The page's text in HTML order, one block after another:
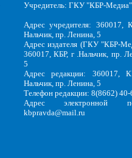
Учредитель: ГКУ "КБР-Медиа"
Адрес учредителя: 360017,
Нальчик, пр. Ленина, 5
Адрес издателя (ГКУ "КБР-
360017, КБР, г .Нальчик, пр.
5
Адрес редакции: 360017,
Нальчик, пр. Ленина, 5
Телефон редакции: 8(8662)
Адрес электронной
kbpravda@mail.ru